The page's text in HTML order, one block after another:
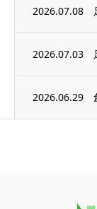
2026.07.08
2026.07.03
2026.06.29